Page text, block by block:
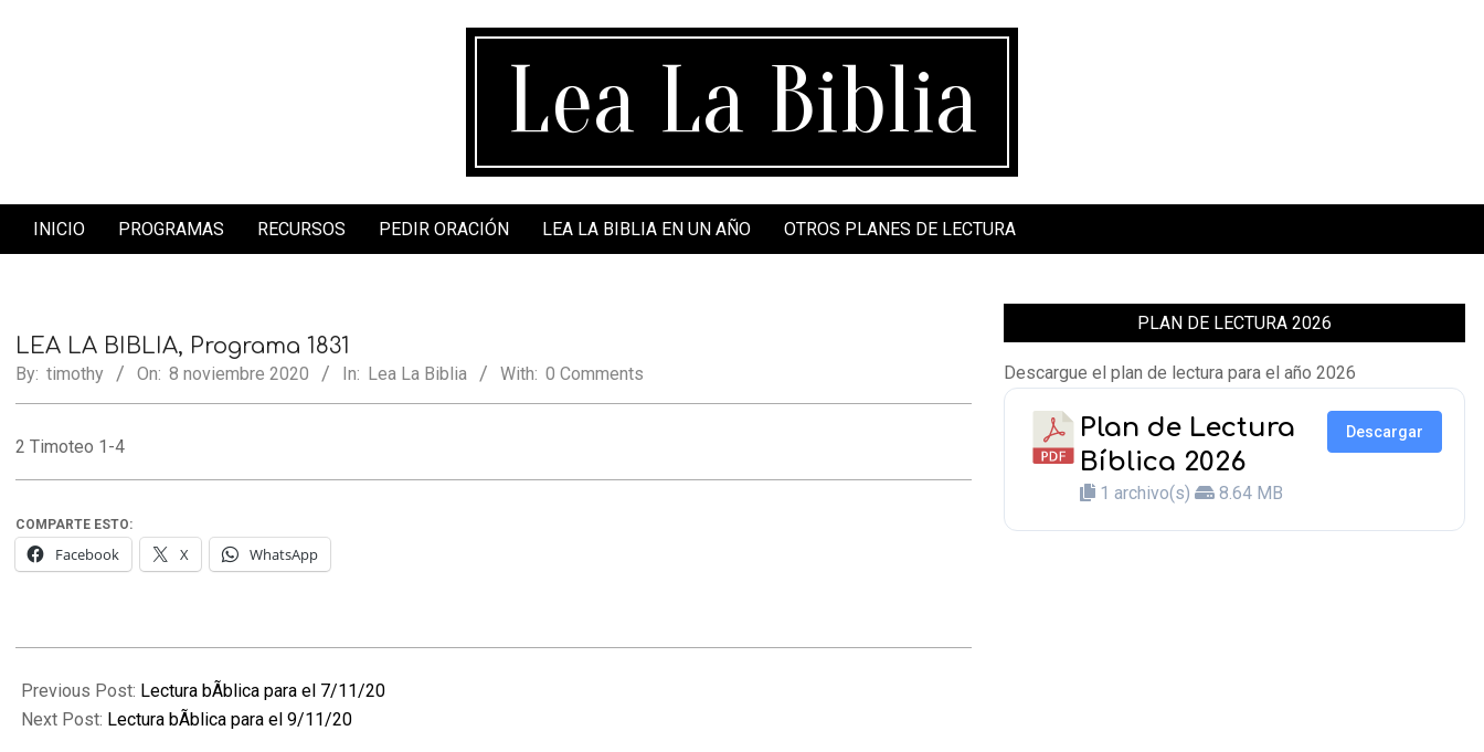
Lea La Biblia
Secondary
INICIO PROGRAMAS RECURSOS PEDIR ORACIÓN LEA LA BIBLIA EN UN AÑO OTROS PLANES DE LECTURA
LEA LA BIBLIA, Programa 1831
By: timothy On: 8 noviembre 2020 In: Lea La Biblia With: 0 Comments
2 Timoteo 1-4
COMPARTE ESTO:
Facebook X WhatsApp
11-
08
Previous Post: Lectura bÃ­blica para el 7/11/20
Next Post: Lectura bÃ­blica para el 9/11/20
PLAN DE LECTURA 2026
Descargue el plan de lectura para el año 2026
Plan de Lectura
Bíblica 2026
1 archivo(s) 8.64 MB
Descargar